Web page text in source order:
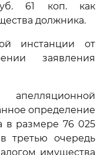
61 коп. как
должника.
инстанции от
заявления
определение
в размере 76 025
третью очередь
имущества